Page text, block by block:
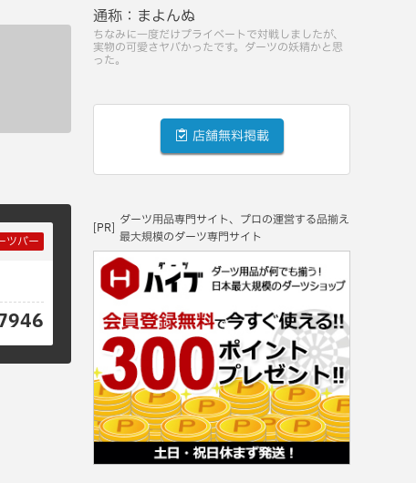
ツバー
通称： まよんぬ
ちなみに一度だけプライベートで対戦しましたが、
実物の可愛さヤバかったです。ダーツの妖精かと思
った。
店舗無料掲載
[PR]
ダーツ用品専門サイト、プロの運営する品揃え
最大規模のダーツ専門サイト